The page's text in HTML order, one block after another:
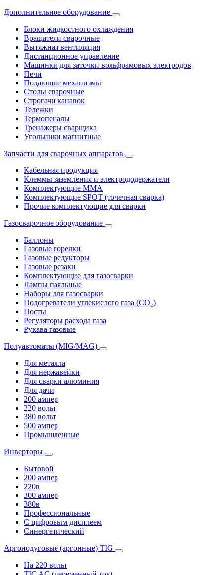
Дополнительное оборудование
Блоки жидкостного охлаждения
Вращатели сварочные
Вытяжная вентиляция
Дистанционное управление
Машинки для заточки вольфрамовых электродов
Печи
Подающие механизмы
Столы сварочные
Строгачи канавок
Тележки
Термопеналы
Тренажеры сварщика
Угольники магнитные
Запчасти для сварочных аппаратов
Кабельная продукция
Клеммы заземления и электрододержатели
Комплектующие ММА
Комплектующие SPOT (точечная сварка)
Прочие комплектующие для сварки
Газосварочное оборудование
Баллоны
Газовые горелки
Газовые редукторы
Газовые резаки
Комплектующие для газосварки
Лампы паяльные
Наборы для газосварки
Подогреватели углекислого газа (CO₂)
Посты
Регуляторы расхода газа
Рукава газовые
Полуавтоматы (MIG/MAG)
Для металла
Для нержавейки
Для сварки алюминия
Для дачи
200 ампер
220 вольт
380 вольт
500 ампер
Промышленные
Инверторы
Бытовой
200 ампер
220в
300 ампер
380в
Профессиональные
С цифровым дисплеем
Синергетический
Аргонодуговые (аргонные) TIG
На 220 вольт